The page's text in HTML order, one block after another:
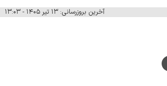
آخرین بروزرسانی: ۱۳ تیر ۱۴۰۵ - ۱۳:۰۳